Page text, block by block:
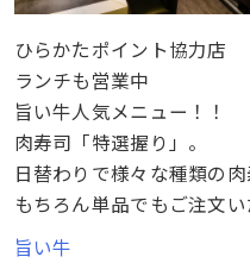
ひらかたポイント協力店
ランチも営業中
旨い牛人気メニュー！！
肉寿司「特選握り」。
日替わりで様々な種類の
もちろん単品でもご注文い
旨い牛